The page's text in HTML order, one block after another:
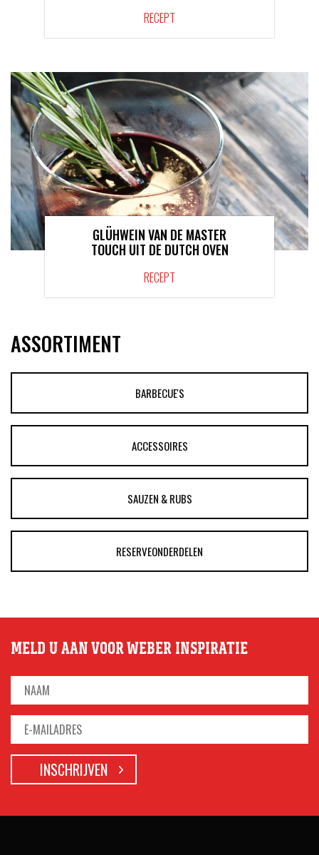
RECEPT
GLÜHWEIN VAN DE MASTER
TOUCH UIT DE DUTCH OVEN
RECEPT
ASSORTIMENT
BARBECUE'S
ACCESSOIRES
SAUZEN & RUBS
RESERVEONDERDELEN
MELD U AAN VOOR WEBER INSPIRATIE